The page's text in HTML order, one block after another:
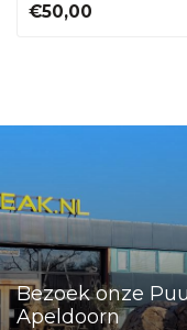
€50,00
Bezoek onze
Apeldoorn